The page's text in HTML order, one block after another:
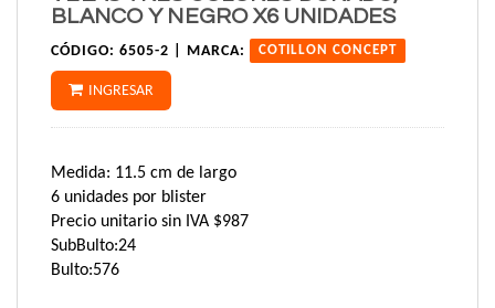
BLANCO Y NEGRO X6 UNIDADES
CÓDIGO: 6505-2 | MARCA: COTILLON CONCEPT
INGRESAR
Medida: 11.5 cm de largo
6 unidades por blister
Precio unitario sin IVA $987
SubBulto:24
Bulto:576